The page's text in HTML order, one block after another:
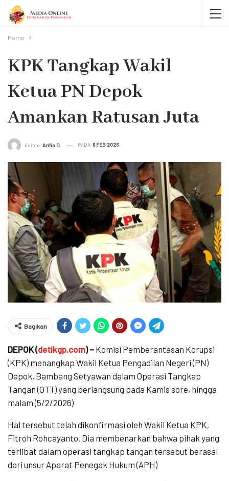
Home
KPK Tangkap Wakil
Ketua PN Depok
Amankan Ratusan Juta
Editor: Arifin D PADA 6 FEB 2026
Bagikan
DEPOK (detikgp.com) – Komisi Pemberantasan Korupsi
(KPK) menangkap Wakil Ketua Pengadilan Negeri (PN)
Depok, Bambang Setyawan dalam Operasi Tangkap
Tangan (OTT) yang berlangsung pada Kamis sore, hingga
malam (5/2/2026)
Hal tersebut telah dikonfirmasi oleh Wakil Ketua KPK,
Fitroh Rohcayanto. Dia membenarkan bahwa pihak yang
terlibat dalam operasi tangkap tangan tersebut berasal
dari unsur Aparat Penegak Hukum (APH)